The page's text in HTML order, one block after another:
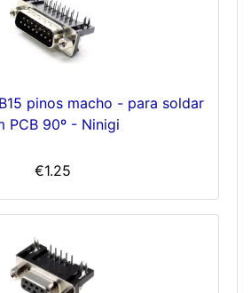
pinos macho - para soldar
PCB 90º - Ninigi
€1.25